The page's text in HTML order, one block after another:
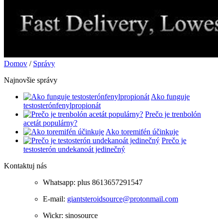
Domov / Správy
Najnovšie správy
Ako funguje
testosterónfenylpropionát
Prečo je trenbolón
acetát populárny?
Ako toremifén účinkuje
Prečo je
testosterón undekanoát jedinečný
Kontaktuj nás
Whatsapp: plus 8613657291547
E-mail: giantsteroidsource@protonmail.com
Wickr: sinosource